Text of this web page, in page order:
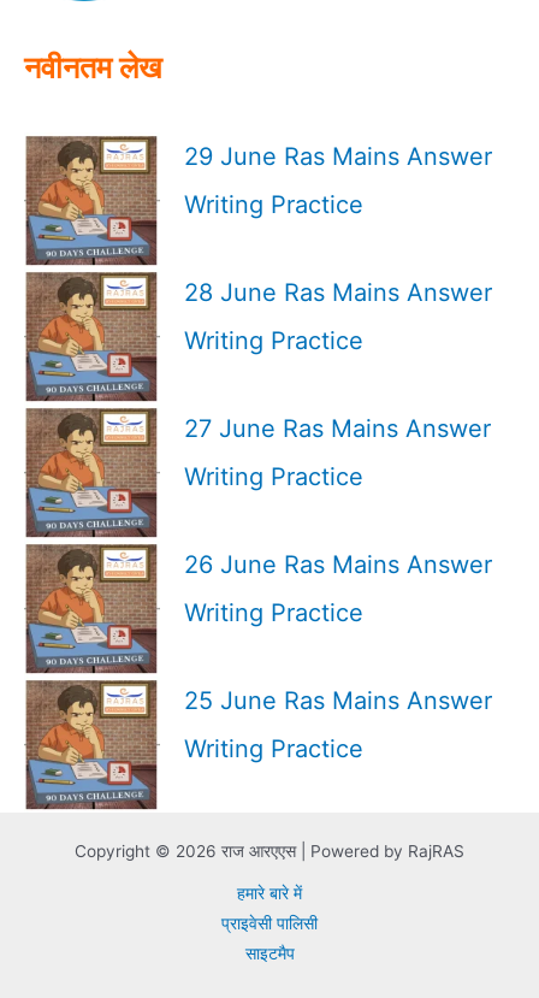
नवीनतम लेख
29 June Ras Mains Answer
Writing Practice
28 June Ras Mains Answer
Writing Practice
27 June Ras Mains Answer
Writing Practice
26 June Ras Mains Answer
Writing Practice
25 June Ras Mains Answer
Writing Practice
Copyright © 2026 राज आरएएस | Powered by RajRAS
हमारे बारे में
प्राइवेसी पालिसी
साइटमैप